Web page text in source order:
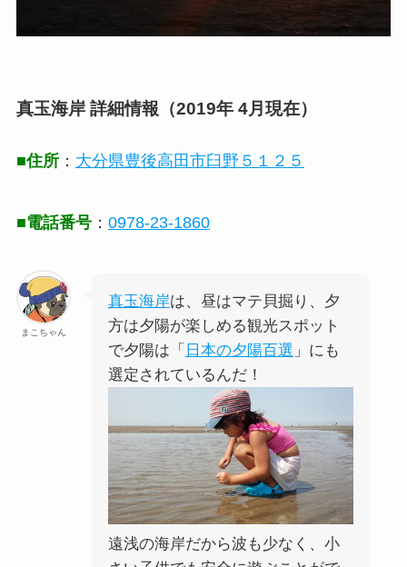
真玉海岸 詳細情報（2019年 4月現在）
■住所： 大分県豊後高田市臼野５１２５
■電話番号： 0978-23-1860
まこちゃん
真玉海岸は、昼はマテ貝掘り、夕
方は夕陽が楽しめる観光スポット
で夕陽は「 日本の夕陽百選 」にも
選定されているんだ！
遠浅の海岸だから波も少なく、小